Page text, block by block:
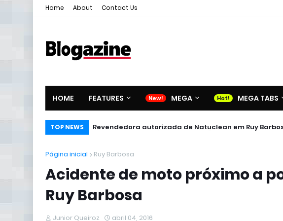
Home About Contact Us
HOME FEATURES MEGA MEGA TABS
TOP NEWS Revendedora autorizada de Natuclean em Ruy
Página inicial Ruy Barbosa
Acidente de moto próximo a
Ruy Barbosa
Junior Queiroz abril 04, 2016